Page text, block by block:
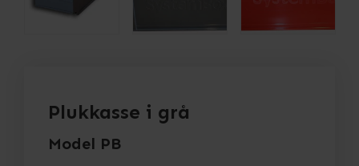
Plukkasse i grå
Model PB